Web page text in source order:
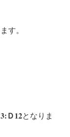
す。
Ｄ12となりま